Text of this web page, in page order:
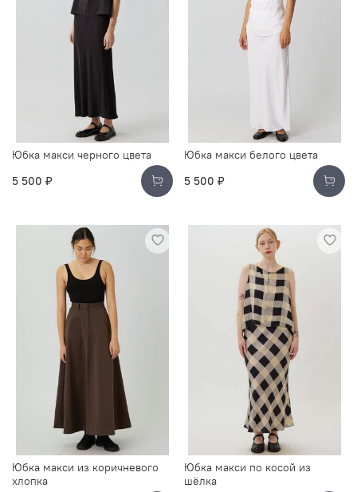
Юбка макси черного цвета
5 500 ₽
Юбка макси белого цвета
5 500 ₽
Юбка макси из коричневого
хлопка
Юбка макси по косой из
шёлка